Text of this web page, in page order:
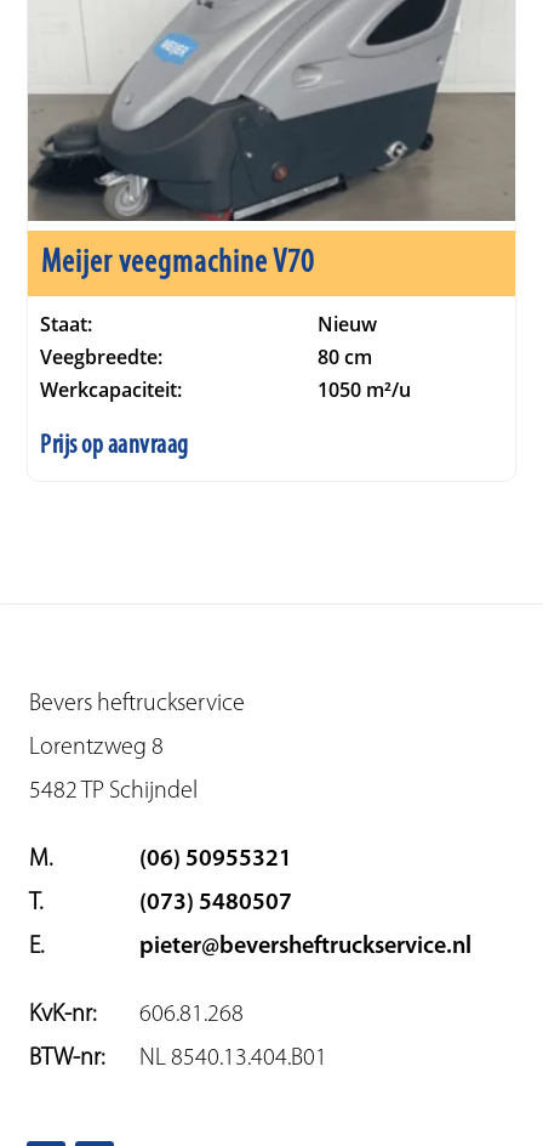
Meijer veegmachine V70
Staat:
Nieuw
Veegbreedte:
80 cm
Werkcapaciteit:
1050 m²/u
Prijs op aanvraag
Bevers heftruckservice
Lorentzweg 8
5482 TP Schijndel
M.
(06) 50955321
T.
(073) 5480507
E.
pieter@beversheftruckservice.nl
KvK-nr:
606.81.268
BTW-nr:
NL 8540.13.404.B01